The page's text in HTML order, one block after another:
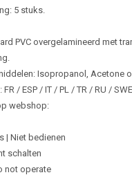
5 stuks.
PVC overgelamineerd met
Isopropanol, Acetone
/ ESP / IT / PL / TR / RU /
webshop:
| Niet bedienen
schalten
not operate